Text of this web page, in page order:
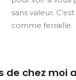
sans valeur.
comme ferraille.
chez moi